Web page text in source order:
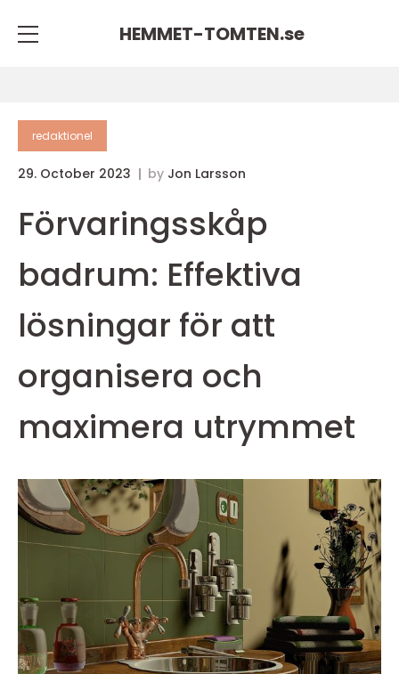
HEMMET-TOMTEN.se
redaktionel
29. October 2023 by Jon Larsson
Förvaringsskåp
badrum: Effektiva
lösningar för att
organisera och
maximera utrymmet